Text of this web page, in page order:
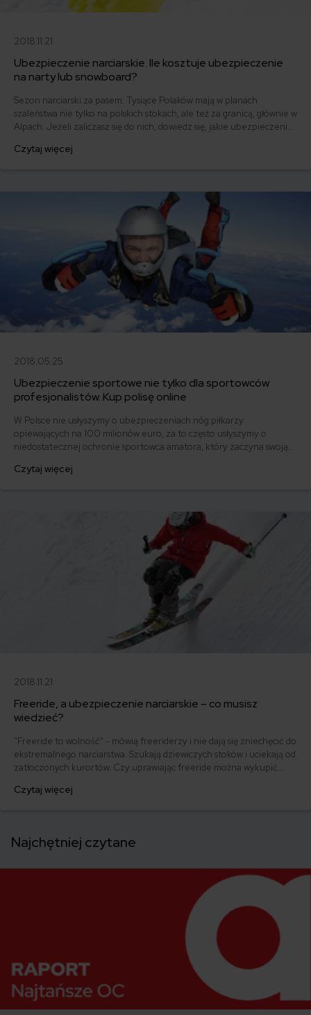
2018.11.21
Ubezpieczenie narciarskie. Ile kosztuje ubezpieczenie
na narty lub snowboard?
Sezon narciarski za pasem. Tysiące Polaków mają w planach
szaleństwa nie tylko na polskich stokach, ale też za granicą, głównie w
Alpach. Jeżeli zaliczasz się do nich, dowiedz się, jakie ubezpieczenie
narty to sport ekstremalny? Jakie ubezpieczenie się sprawdzi? Czy
Czytaj więcej
2018.05.25
Ubezpieczenie sportowe nie tylko dla sportowców
profesjonalistów. Kup polisę online
W Polsce nie usłyszymy o ubezpieczeniach nóg piłkarzy
opiewających na 100 milionów euro, za to często usłyszymy o
niedostatecznej ochronie sportowca amatora, który zaczyna swoją
polisą zarówno dla profesjonalisty, jak i amatora, powstają nawet
Czytaj więcej
2018.11.21
Freeride, a ubezpieczenie narciarskie – co musisz
wiedzieć?
"Freeride to wolność" - mówią freeriderzy i nie dają się zniechęcić do
ekstremalnego narciarstwa. Szukają dziewiczych stoków i uciekają od
zatłoczonych kurortów. Czy uprawiając freeride można wykupić
Czytaj więcej
Najchętniej czytane